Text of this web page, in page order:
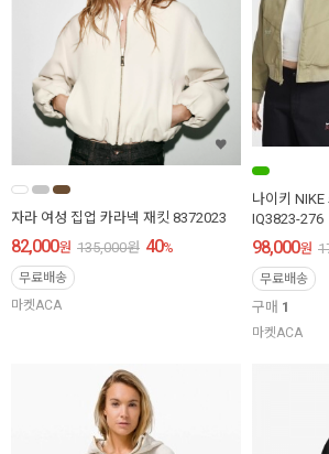
자라 여성 집업 카라넥 재킷 8372023
82,000원 135,000원 40%
무료배송
마켓ACA
나이키
IQ3823-276
98,000원
무료배송
구매 1
마켓ACA